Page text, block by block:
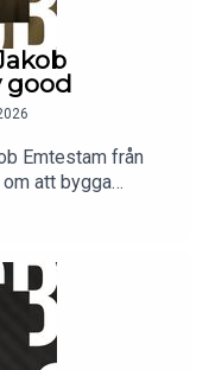
good
Emtestam från
att bygga
för låtskrivare och
sällan följer
han aldrig haft
bakom
ta över tio år att
för att hålla fast